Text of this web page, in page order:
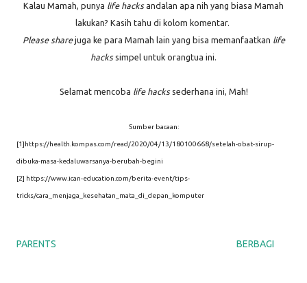
Kalau Mamah, punya life hacksandalan apa nih yang biasa Mamah
lakukan? Kasih tahu di kolom komentar.
Please sharejuga ke para Mamah lain yang bisa memanfaatkan life
hackssimpel untuk orangtua ini.
Selamat mencoba life hackssederhana ini, Mah!
Sumber bacaan:
[1]https://health.kompas.com/read/2020/04/13/180100668/setelah-obat-sirup-
dibuka-masa-kedaluwarsanya-berubah-begini
[2] https://www.ican-education.com/berita-event/tips-
tricks/cara_menjaga_kesehatan_mata_di_depan_komputer
PARENTS BERBAGI